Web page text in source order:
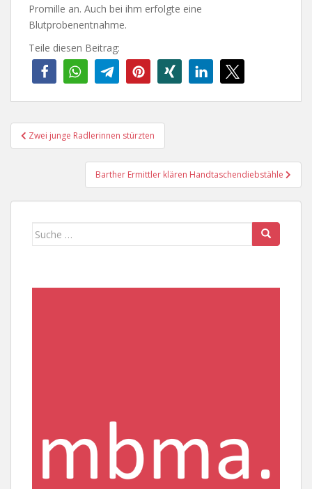
Promille an. Auch bei ihm erfolgte eine
Blutprobenentnahme.
Teile diesen Beitrag:
Beitragsnavigation
Zwei junge Radlerinnen stürzten
Barther Ermittler klären Handtaschendiebstähle
Suche